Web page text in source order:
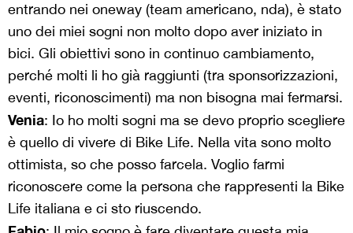
entrando nei oneway (team americano, nda), è stato
uno dei miei sogni non molto dopo aver iniziato in
bici. Gli obiettivi sono in continuo cambiamento,
perché molti li ho già raggiunti (tra sponsorizzazioni,
eventi, riconoscimenti) ma non bisogna mai fermarsi.
Venia: Io ho molti sogni ma se devo proprio scegliere
è quello di vivere di Bike Life. Nella vita sono molto
ottimista, so che posso farcela. Voglio farmi
riconoscere come la persona che rappresenti la Bike
Life italiana e ci sto riuscendo.